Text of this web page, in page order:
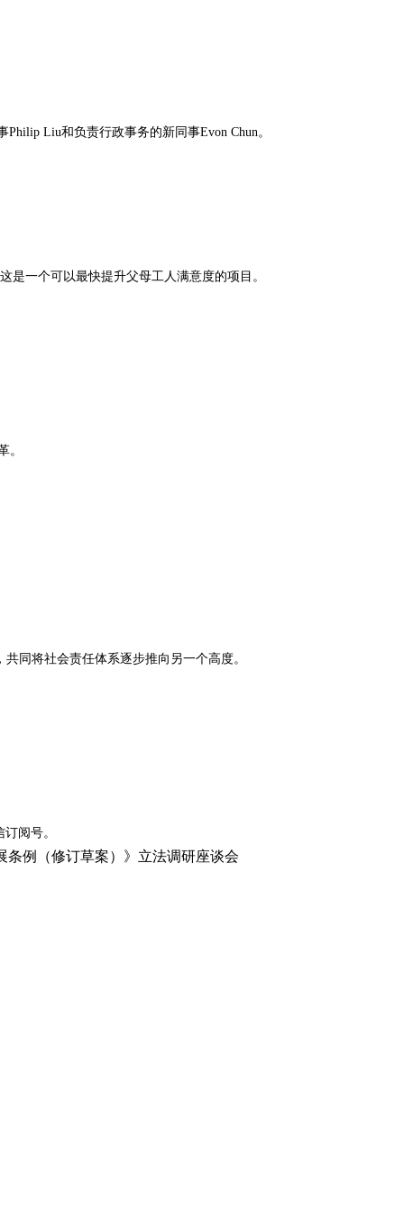
Liu和负责行政事务的新同事Evon Chun。
一个可以最快提升父母工人满意度的项目。
。
同将社会责任体系逐步推向另一个高度。
阅号。
例（修订草案）》立法调研座谈会